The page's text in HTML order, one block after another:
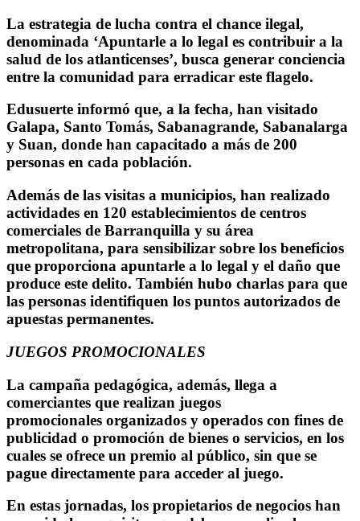
La estrategia de lucha contra el chance ilegal,
denominada ‘Apuntarle a lo legal es contribuir a la
salud de los atlanticenses’, busca generar conciencia
entre la comunidad para erradicar este flagelo.
Edusuerte informó que, a la fecha, han visitado
Galapa, Santo Tomás, Sabanagrande, Sabanalarga
y Suan, donde han capacitado a más de 200
personas en cada población.
Además de las visitas a municipios, han realizado
actividades en 120 establecimientos de centros
comerciales de Barranquilla y su área
metropolitana, para sensibilizar sobre los beneficios
que proporciona apuntarle a lo legal y el daño que
produce este delito. También hubo charlas para que
las personas identifiquen los puntos autorizados de
apuestas permanentes.
JUEGOS PROMOCIONALES
La campaña pedagógica, además, llega a
comerciantes que realizan juegos
promocionales organizados y operados con fines de
publicidad o promoción de bienes o servicios, en los
cuales se ofrece un premio al público, sin que se
pague directamente para acceder al juego.
En estas jornadas, los propietarios de negocios han